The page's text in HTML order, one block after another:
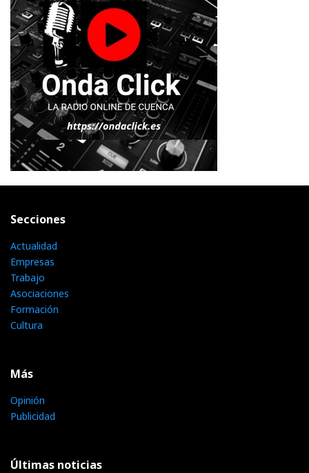
Secciones
Actualidad
Empresas
Trabajo
Asociaciones
Formación
Cultura
Más
Opinión
Publicidad
Últimas noticias